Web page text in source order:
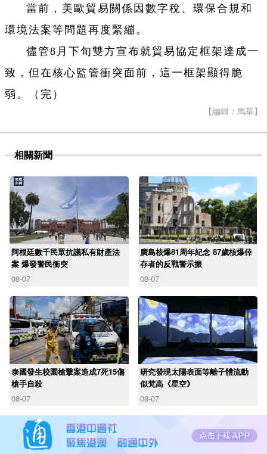
當前，美歐貿易關係因數字稅、環保合規和
環境法案等問題再度緊繃。
儘管8月下旬雙方宣布就貿易協定框架達成一
致，但在核心監管衝突面前，這一框架顯得脆
弱。（完）
【編輯：馬華】
相關新聞
阿根廷數千民眾抗議私有財產法
案 爆發警民衝突
08-07
廣島核爆81周年紀念 87歲核爆倖
存者的反戰警示振
08-07
泰國發生校園槍擊案造成7死15傷
槍手自殺
08-07
研究發現太陽表面等離子體流動
似梵高《星空》
08-07